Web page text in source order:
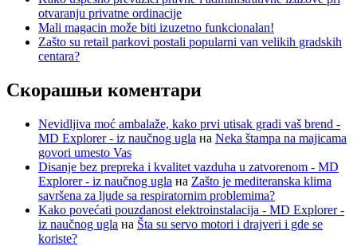
otvaranju privatne ordinacije
Mali magacin može biti izuzetno funkcionalan!
Zašto su retail parkovi postali popularni van velikih gradskih
centara?
Скорашњи коментари
Nevidljiva moć ambalaže, kako prvi utisak gradi vaš brend -
MD Explorer - iz naučnog ugla на Neka štampa na majicama
govori umesto Vas
Disanje bez prepreka i kvalitet vazduha u zatvorenom - MD
Explorer - iz naučnog ugla на Zašto je mediteranska klima
savršena za ljude sa respiratornim problemima?
Kako povećati pouzdanost elektroinstalacija - MD Explorer -
iz naučnog ugla на Šta su servo motori i drajveri i gde se
koriste?